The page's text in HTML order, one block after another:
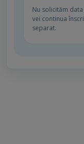
Nu solicităm
vei continua
separat.